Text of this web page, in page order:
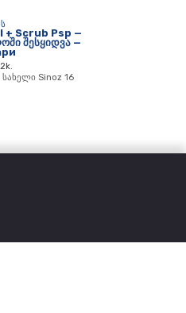
+ Scrub Psp —
შესყიდვა —
Sinoz 16